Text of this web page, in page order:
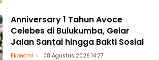
Anniversary 1 Tahun Avoce
Celebes di Bulukumba, Gelar
Jalan Santai hingga Bakti Sosial
Ekonomi 08 Agustus 2026 14:27